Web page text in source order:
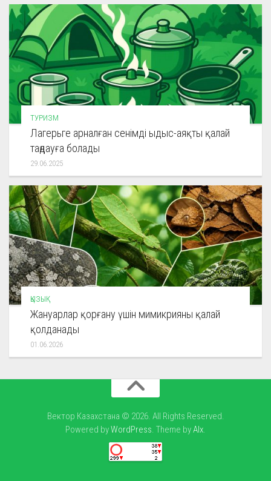
ТУРИЗМ
Лагерьге арналған сенімді ыдыс-аяқты қалай
таңдауға болады
29.06.2025
ҚЫЗЫҚ
Жануарлар қорғану үшін мимикрияны қалай
қолданады
01.06.2026
Вектор Казахстана © 2026. All Rights Reserved.
Powered byWordPress. Theme byAlx.